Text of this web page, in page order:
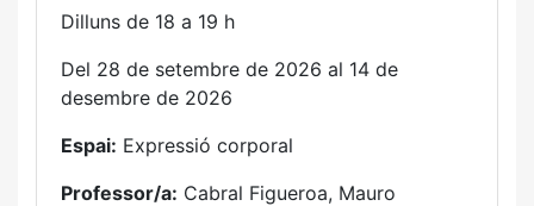
Dilluns de 18 a 19 h
Del 28 de setembre de 2026 al 14 de
desembre de 2026
Espai: Expressió corporal
Professor/a: Cabral Figueroa, Mauro